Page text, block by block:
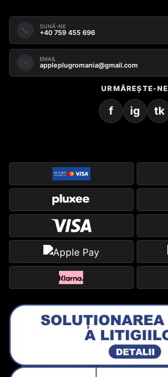
📞 SUNĂ-NE
+40 759 455 696
✉️ EMAIL
appleplugromania@gmail.com
URMĂREȘTE-NE
f ig tk